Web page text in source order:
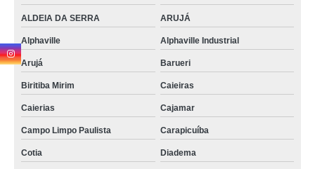
ALDEIA DA SERRA ARUJÁ
Alphaville Alphaville Industrial
Arujá Barueri
Biritiba Mirim Caieiras
Caierias Cajamar
Campo Limpo Paulista Carapicuíba
Cotia Diadema